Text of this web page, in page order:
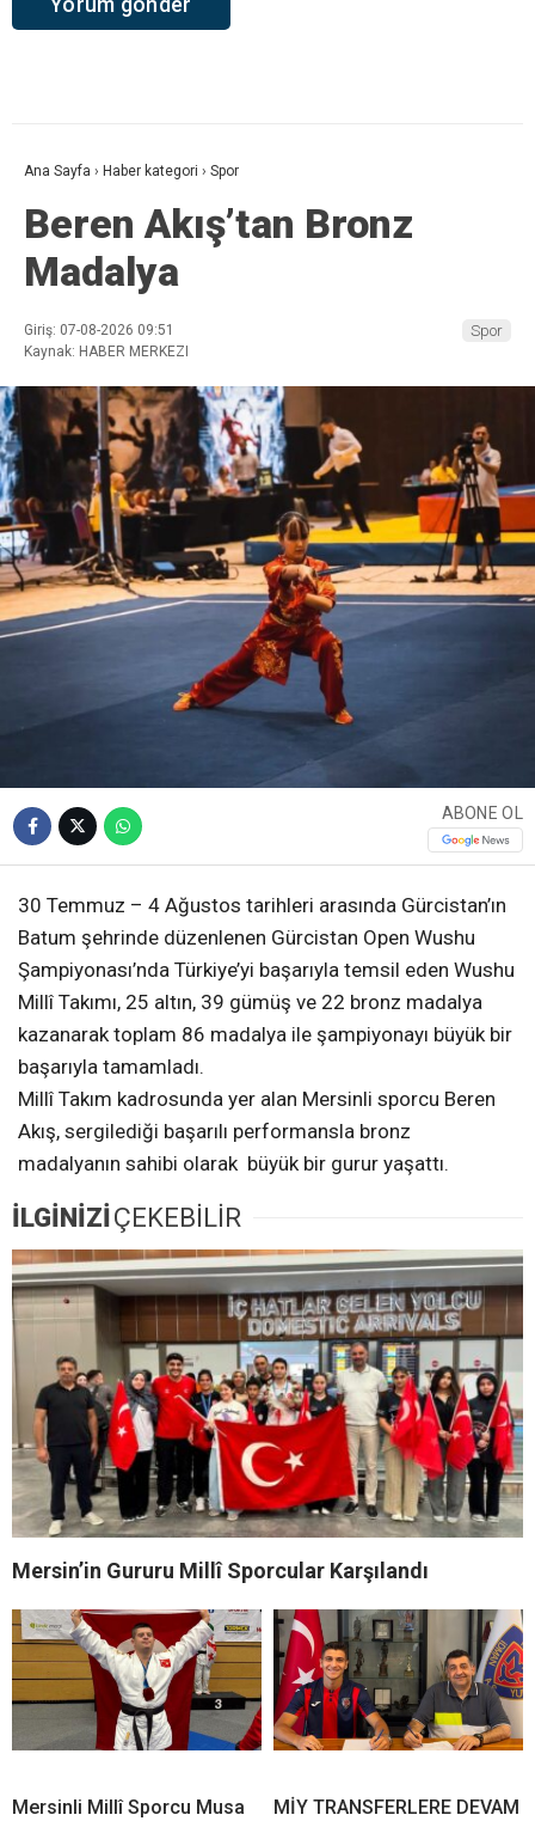
Ana Sayfa › Haber kategori › Spor
Beren Akış’tan Bronz
Madalya
Giriş: 07-08-2026 09:51
Kaynak: HABER MERKEZI
Spor
ABONE OL
30 Temmuz – 4 Ağustos tarihleri arasında Gürcistan’ın
Batum şehrinde düzenlenen Gürcistan Open Wushu
Şampiyonası’nda Türkiye’yi başarıyla temsil eden Wushu
Millî Takımı, 25 altın, 39 gümüş ve 22 bronz madalya
kazanarak toplam 86 madalya ile şampiyonayı büyük bir
başarıyla tamamladı.
Millî Takım kadrosunda yer alan Mersinli sporcu Beren
Akış, sergilediği başarılı performansla bronz
madalyanın sahibi olarak büyük bir gurur yaşattı.
İLGİNİZİ ÇEKEBİLİR
Mersin’in Gururu Millî Sporcular Karşılandı
Mersinli Millî Sporcu Musa
MİY TRANSFERLERE DEVAM